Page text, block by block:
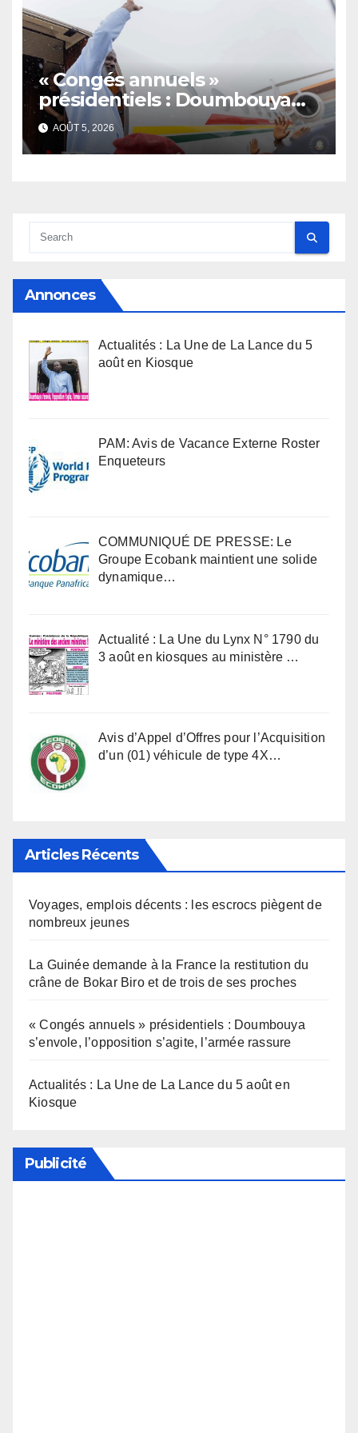
« Congés annuels »
présidentiels : Doumbouya
s’envole, l’opposition s’agite,
l’armée rassure
AOÛT 5, 2026
Annonces
Actualités : La Une de La Lance du 5
août en Kiosque
PAM: Avis de Vacance Externe Roster
Enqueteurs
COMMUNIQUÉ DE PRESSE: Le
Groupe Ecobank maintient une solide
dynamique…
Actualité : La Une du Lynx N° 1790 du
3 août en kiosques au ministère …
Avis d’Appel d’Offres pour l’Acquisition
d’un (01) véhicule de type 4X…
Articles Récents
Voyages, emplois décents : les escrocs piègent de
nombreux jeunes
La Guinée demande à la France la restitution du
crâne de Bokar Biro et de trois de ses proches
« Congés annuels » présidentiels : Doumbouya
s’envole, l’opposition s’agite, l’armée rassure
Actualités : La Une de La Lance du 5 août en
Kiosque
Publicité